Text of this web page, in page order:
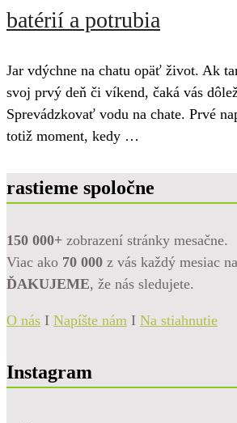
batérií a potrubia
Jar vdýchne na chatu opäť život. Ak
svoj prvý deň či víkend, čaká vás
Sprevádzkovať vodu na chate. Prvé
totiž moment, kedy …
rastieme spoločne
150 000+ zobrazení stránky mesačne.
Viac ako 70 000 z vás každý mesiac
ĎAKUJEME, že nás sledujete.
O nás I Napíšte nám I Na stiahnutie
Instagram